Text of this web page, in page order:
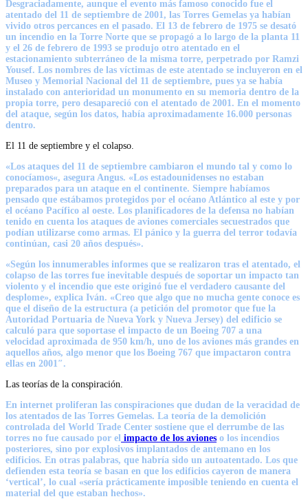
Desgraciadamente, aunque el evento más famoso conocido fue el
atentado del 11 de septiembre de 2001 , las Torres Gemelas ya habían
vivido otros percances en el pasado. El 13 de febrero de 1975 se desató
un incendio en la Torre Norte que se propagó a lo largo de la planta 11
y el 26 de febrero de 1993 se produjo otro atentado en el
estacionamiento subterráneo de la misma torre, perpetrado por Ramzi
Yousef. Los nombres de las víctimas de este atentado se incluyeron en el
Museo y Memorial Nacional del 11 de septiembre, pues ya se había
instalado con anterioridad un monumento en su memoria dentro de la
propia torre, pero desapareció con el atentado de 2001. En el momento
del ataque, según los datos, había aproximadamente 16.000 personas
dentro.
El 11 de septiembre y el colapso.
«Los ataques del 11 de septiembre cambiaron el mundo tal y como lo
conocíamos«, asegura Angus. «Los estadounidenses no estaban
preparados para un ataque en el continente. Siempre habíamos
pensado que estábamos protegidos por el océano Atlántico al este y por
el océano Pacífico al oeste. Los planificadores de la defensa no habían
tenido en cuenta los ataques de aviones comerciales secuestrados que
podían utilizarse como armas. El pánico y la guerra del terror todavía
continúan, casi 20 años después».
«Según los innumerables informes que se realizaron tras el atentado, el
colapso de las torres fue inevitable después de soportar un impacto tan
violento y el incendio que este originó fue el verdadero causante del
desplome», explica Iván. «Creo que algo que no mucha gente conoce es
que el diseño de la estructura (a petición del promotor que fue la
Autoridad Portuaria de Nueva York y Nueva Jersey) del edificio se
calculó para que soportase el impacto de un Boeing 707 a una
velocidad aproximada de 950 km/h, uno de los aviones más grandes en
aquellos años, algo menor que los Boeing 767 que impactaron contra
ellas en 2001″.
Las teorías de la conspiración.
En internet proliferan las conspiraciones que dudan de la veracidad de
los atentados de las Torres Gemelas. La teoría de la demolición
controlada del World Trade Center sostiene que el derrumbe de las
torres no fue causado por el impacto de los aviones o los incendios
posteriores, sino por explosivos implantados de antemano en los
edificios. En otras palabras, que habría sido un autoatentado. Los que
defienden esta teoría se basan en que los edificios cayeron de manera
‘vertical’, lo cual «sería prácticamente imposible teniendo en cuenta el
material del que estaban hechos».